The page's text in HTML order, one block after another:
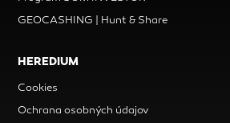
GEOCASHING | Hunt & Share
HEREDIUM
Cookies
Ochrana osobných údajov